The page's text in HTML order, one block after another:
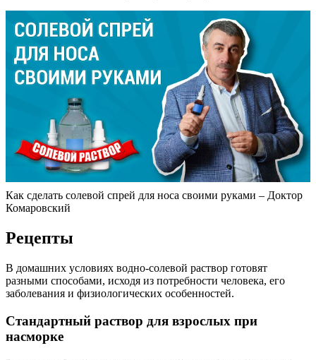
Как сделать солевой спрей для носа своими руками – Доктор
Комаровский
Рецепты
В домашних условиях водно-солевой раствор готовят
разными способами, исходя из потребности человека, его
заболевания и физиологических особенностей.
Стандартный раствор для взрослых при
насморке